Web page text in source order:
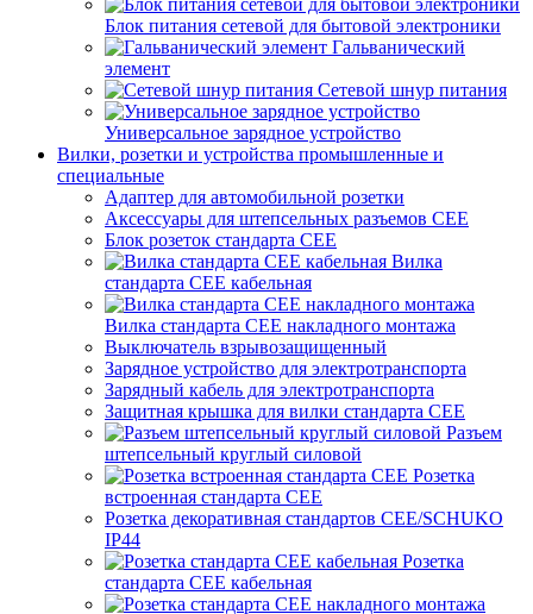
Блок питания сетевой для бытовой электроники
Гальванический
элемент
Сетевой шнур питания
Универсальное зарядное устройство
Вилки, розетки и устройства промышленные и
специальные
Адаптер для автомобильной розетки
Аксессуары для штепсельных разъемов CEE
Блок розеток стандарта CEE
Вилка
стандарта CEE кабельная
Вилка стандарта CEE накладного монтажа
Выключатель взрывозащищенный
Зарядное устройство для электротранспорта
Зарядный кабель для электротранспорта
Защитная крышка для вилки стандарта CEE
Разъем
штепсельный круглый силовой
Розетка
встроенная стандарта CEE
Розетка декоративная стандартов CEE/SCHUKO
IP44
Розетка
стандарта СЕЕ кабельная